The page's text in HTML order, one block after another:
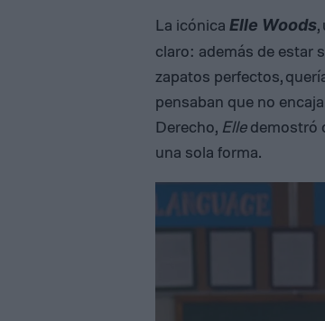
La icónica Elle Woods
claro: además de estar
zapatos perfectos,
pensaban que no
Derecho, Elledemostró
una sola forma.